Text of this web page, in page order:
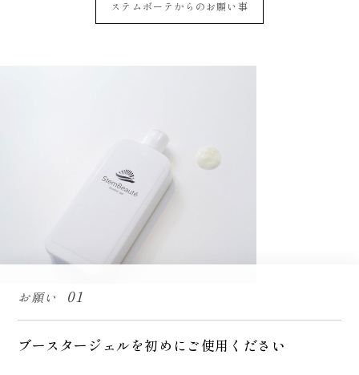
ステムボーテからのお願い事
お願い 01
ブースタージェルを初めにご使用ください